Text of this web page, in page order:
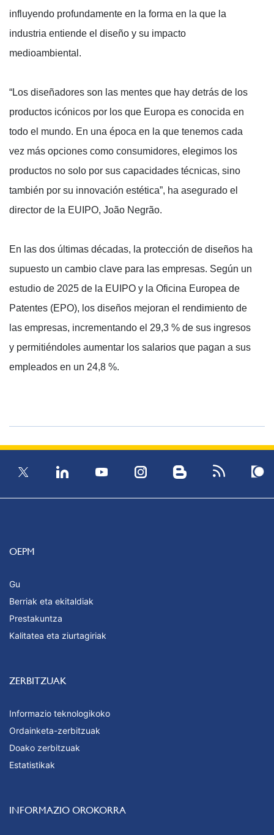
influyendo profundamente en la forma en la que la
industria entiende el diseño y su impacto
medioambiental.
“Los diseñadores son las mentes que hay detrás de los
productos icónicos por los que Europa es conocida en
todo el mundo. En una época en la que tenemos cada
vez más opciones como consumidores, elegimos los
productos no solo por sus capacidades técnicas, sino
también por su innovación estética”, ha asegurado el
director de la EUIPO, João Negrão.
En las dos últimas décadas, la protección de diseños ha
supuesto un cambio clave para las empresas. Según un
estudio de 2025 de la EUIPO y la Oficina Europea de
Patentes (EPO), los diseños mejoran el rendimiento de
las empresas, incrementando el 29,3 % de sus ingresos
y permitiéndoles aumentar los salarios que pagan a sus
empleados en un 24,8 %.
OEPM
Gu
Berriak eta ekitaldiak
Prestakuntza
Kalitatea eta ziurtagiriak
ZERBITZUAK
Informazio teknologikoko
Ordainketa-zerbitzuak
Doako zerbitzuak
Estatistikak
INFORMAZIO OROKORRA